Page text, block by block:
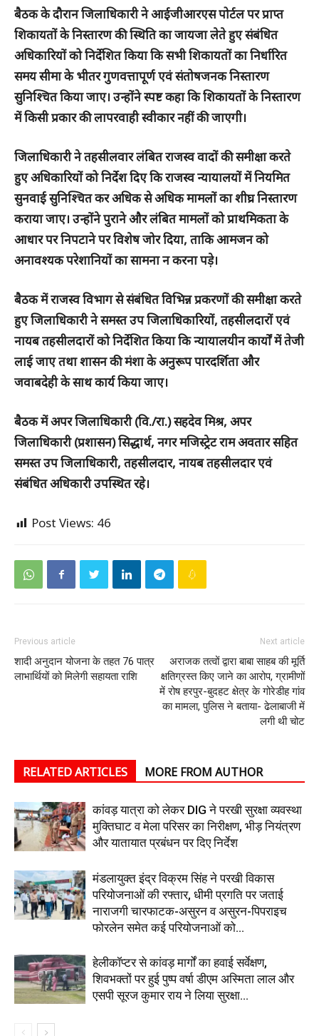
बैठक के दौरान जिलाधिकारी ने आईजीआरएस पोर्टल पर प्राप्त
शिकायतों के निस्तारण की स्थिति का जायजा लेते हुए संबंधित
अधिकारियों को निर्देशित किया कि सभी शिकायतों का निर्धारित
समय सीमा के भीतर गुणवत्तापूर्ण एवं संतोषजनक निस्तारण
सुनिश्चित किया जाए। उन्होंने स्पष्ट कहा कि शिकायतों के निस्तारण
में किसी प्रकार की लापरवाही स्वीकार नहीं की जाएगी।
जिलाधिकारी ने तहसीलवार लंबित राजस्व वादों की समीक्षा करते
हुए अधिकारियों को निर्देश दिए कि राजस्व न्यायालयों में नियमित
सुनवाई सुनिश्चित कर अधिक से अधिक मामलों का शीघ्र निस्तारण
कराया जाए। उन्होंने पुराने और लंबित मामलों को प्राथमिकता के
आधार पर निपटाने पर विशेष जोर दिया, ताकि आमजन को
अनावश्यक परेशानियों का सामना न करना पड़े।
बैठक में राजस्व विभाग से संबंधित विभिन्न प्रकरणों की समीक्षा करते
हुए जिलाधिकारी ने समस्त उप जिलाधिकारियों, तहसीलदारों एवं
नायब तहसीलदारों को निर्देशित किया कि न्यायालयीन कार्यों में तेजी
लाई जाए तथा शासन की मंशा के अनुरूप पारदर्शिता और
जवाबदेही के साथ कार्य किया जाए।
बैठक में अपर जिलाधिकारी (वि./रा.) सहदेव मिश्र, अपर
जिलाधिकारी (प्रशासन) सिद्धार्थ, नगर मजिस्ट्रेट राम अवतार सहित
समस्त उप जिलाधिकारी, तहसीलदार, नायब तहसीलदार एवं
संबंधित अधिकारी उपस्थित रहे।
Post Views: 46
Previous article
शादी अनुदान योजना के तहत 76 पात्र
लाभार्थियों को मिलेगी सहायता राशि
Next article
अराजक तत्वों द्वारा बाबा साहब की मूर्ति
क्षतिग्रस्त किए जाने का आरोप, ग्रामीणों
में रोष हरपुर-बुदहट क्षेत्र के गोरेडीह गांव
का मामला, पुलिस ने बताया- ढेलाबाजी में
लगी थी चोट
RELATED ARTICLES MORE FROM AUTHOR
कांवड़ यात्रा को लेकर DIG ने परखी सुरक्षा व्यवस्था
मुक्तिघाट व मेला परिसर का निरीक्षण, भीड़ नियंत्रण
और यातायात प्रबंधन पर दिए निर्देश
मंडलायुक्त इंद्र विक्रम सिंह ने परखी विकास
परियोजनाओं की रफ्तार, धीमी प्रगति पर जताई
नाराजगी चारफाटक-असुरन व असुरन-पिपराइच
फोरलेन समेत कई परियोजनाओं को...
हेलीकॉप्टर से कांवड़ मार्गों का हवाई सर्वेक्षण,
शिवभक्तों पर हुई पुष्प वर्षा डीएम अस्मिता लाल और
एसपी सूरज कुमार राय ने लिया सुरक्षा...